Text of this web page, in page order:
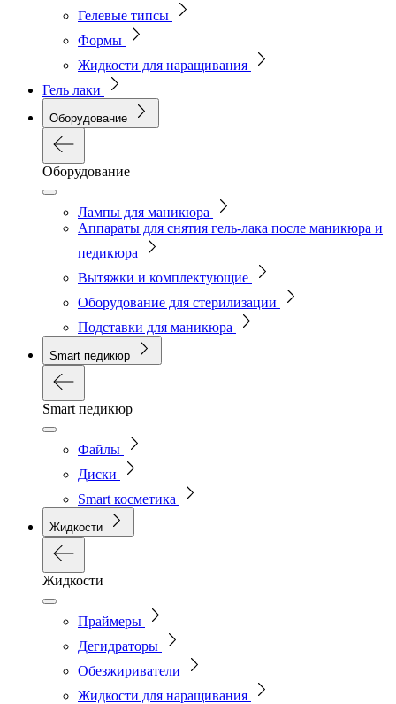
Гелевые типсы
Формы
Жидкости для наращивания
Гель лаки
Оборудование
Оборудование
Лампы для маникюра
Аппараты для снятия гель-лака после маникюра и
педикюра
Вытяжки и комплектующие
Оборудование для стерилизации
Подставки для маникюра
Smart педикюр
Smart педикюр
Файлы
Диски
Smart косметика
Жидкости
Жидкости
Праймеры
Дегидраторы
Обезжириватели
Жидкости для наращивания